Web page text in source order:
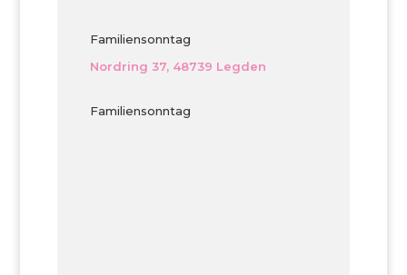
Familiensonntag
Nordring 37, 48739 Legden
Familiensonntag